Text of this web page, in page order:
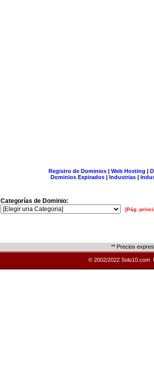
Registro de Dominios| Web Hosting |
Dominios Expirados | Industrias |
Categorías de Dominio:
[Pág.
** Precios
© 2002/2022 Solo10.com